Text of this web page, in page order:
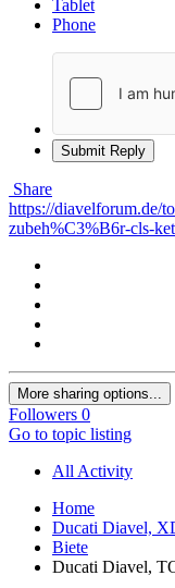
Tablet
Phone
Submit Reply
Share
https://diavelforum.de/
zubeh%C3%B6r-cls-
More sharing options...
Followers 0
Go to topic listing
All Activity
Home
Ducati Diavel,
Biete
Ducati Diavel,